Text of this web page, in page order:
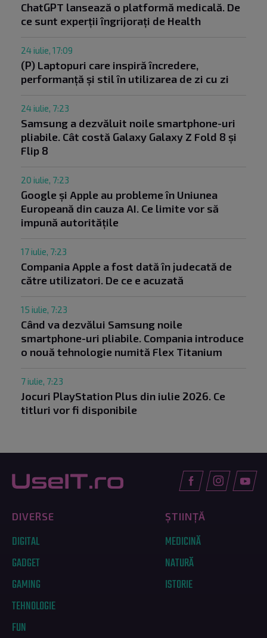
ChatGPT lansează o platformă medicală. De
ce sunt experții îngrijorați de Health
24 iulie, 17:09
(P) Laptopuri care inspiră încredere,
performanță și stil în utilizarea de zi cu zi
24 iulie, 7:23
Samsung a dezvăluit noile smartphone-uri
pliabile. Cât costă Galaxy Galaxy Z Fold 8 și
Flip 8
20 iulie, 7:23
Google și Apple au probleme în Uniunea
Europeană din cauza AI. Ce limite vor să
impună autoritățile
17 iulie, 7:23
Compania Apple a fost dată în judecată de
către utilizatori. De ce e acuzată
15 iulie, 7:23
Când va dezvălui Samsung noile
smartphone-uri pliabile. Compania introduce
o nouă tehnologie numită Flex Titanium
7 iulie, 7:23
Jocuri PlayStation Plus din iulie 2026. Ce
titluri vor fi disponibile
DIVERSE
DIGITAL
GADGET
GAMING
TEHNOLOGIE
FUN
ȘTIINȚĂ
MEDICINĂ
NATURĂ
ISTORIE